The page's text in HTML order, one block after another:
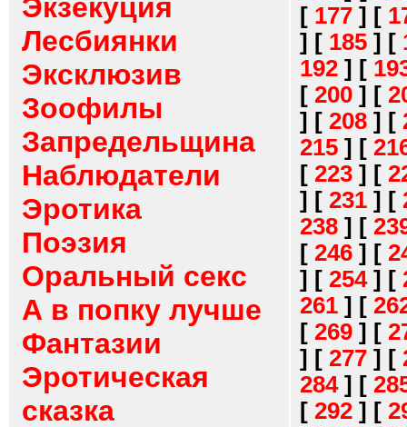
Экзекуция
Лесбиянки
Эксклюзив
Зоофилы
Запредельщина
Наблюдатели
Эротика
Поэзия
Оральный секс
А в попку лучше
Фантазии
Эротическая
сказка
[ 177 ] [
] [ 185 ] [
192 ] [
[ 200 ] [
] [ 208 ] [
215 ] [
[ 223 ] [
] [ 231 ] [
238 ] [
[ 246 ] [
] [ 254] [
261 ] [
[ 269 ] [
] [ 277 ] [
284] [
[ 292 ] [